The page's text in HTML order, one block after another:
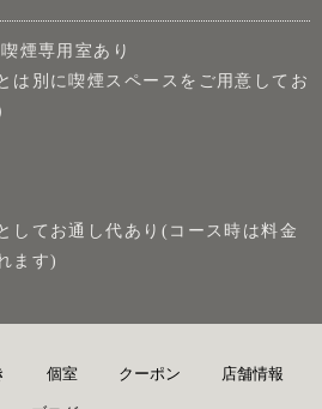
煙専用室あり
は別に喫煙スペースをご用意してお
してお通し代あり(コース時は料金
ます)
個室 クーポン 店舗情報